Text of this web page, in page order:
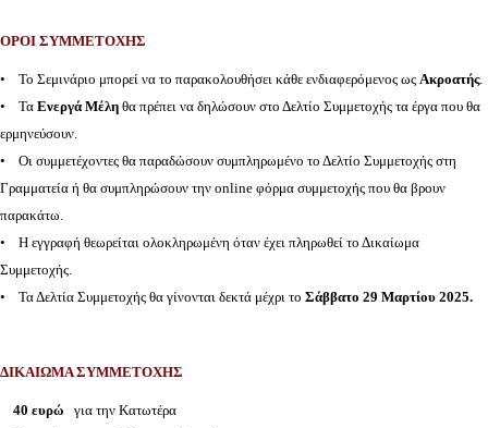
ΟΡΟΙ ΣΥΜΜΕΤΟΧΗΣ
• Το Σεμινάριο μπορεί να το παρακολουθήσει κάθε ενδιαφερόμενος ως Ακροατής.
• Τα Ενεργά Μέλη θα πρέπει να δηλώσουν στο Δελτίο Συμμετοχής τα έργα που θα
ερμηνεύσουν.
• Οι συμμετέχοντες θα παραδώσουν συμπληρωμένο το Δελτίο Συμμετοχής στη
Γραμματεία ή θα συμπληρώσουν την online φόρμα συμμετοχής που θα βρουν
παρακάτω.
• Η εγγραφή θεωρείται ολοκληρωμένη όταν έχει πληρωθεί το Δικαίωμα
Συμμετοχής.
• Τα Δελτία Συμμετοχής θα γίνονται δεκτά μέχρι το Σάββατο 29 Μαρτίου 2025.
ΔΙΚΑΙΩΜΑ ΣΥΜΜΕΤΟΧΗΣ
40 ευρώ για την Κατωτέρα